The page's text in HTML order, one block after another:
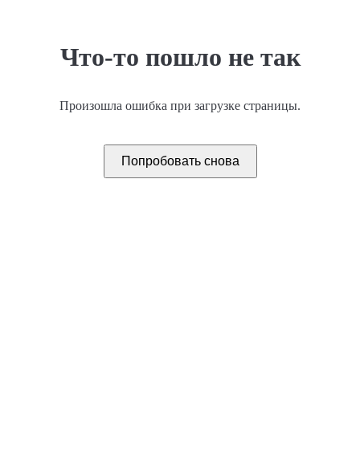
Что-то пошло не так
Произошла ошибка при загрузке страницы.
Попробовать снова